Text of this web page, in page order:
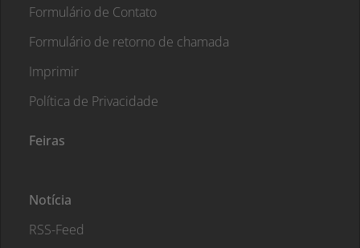
Formulário de Contato
Formulário de retorno de chamada
Imprimir
Política de Privacidade
Feiras
Notícia
RSS-Feed